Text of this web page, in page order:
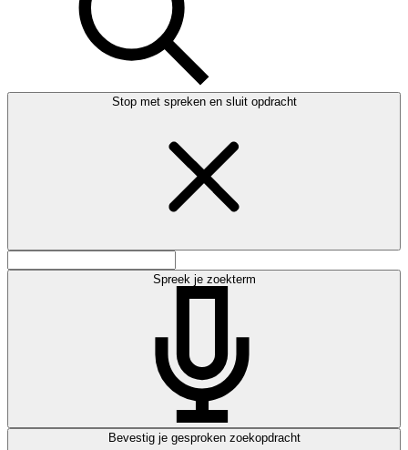
Stop met spreken en sluit opdracht
Spreek je zoekterm
Bevestig je gesproken zoekopdracht